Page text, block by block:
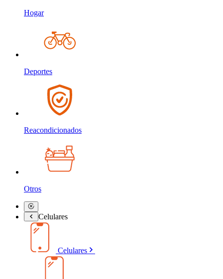
Hogar
Deportes
Reacondicionados
Otros
Celulares
Celulares